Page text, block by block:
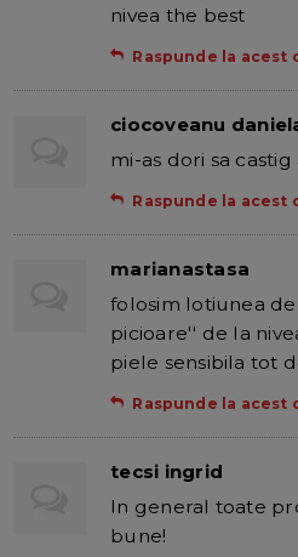
nivea the best
Raspunde la acest
ciocoveanu
mi-as dori sa
Raspunde la acest
marianastasa
folosim lotiunea
picioare'' de la
piele sensibila tot
Raspunde la acest
tecsi ingrid
In general toate
bune!